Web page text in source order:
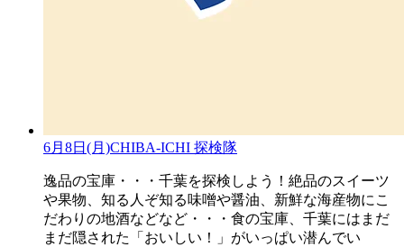
6月8日(月)CHIBA-ICHI 探検隊
逸品の宝庫・・・千葉を探検しよう！絶品のスイーツ
や果物、知る人ぞ知る味噌や醤油、新鮮な海産物にこ
だわりの地酒などなど・・・食の宝庫、千葉にはまだ
まだ隠された「おいしい！」がいっぱい潜んでい